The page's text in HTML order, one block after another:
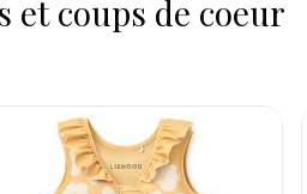
et coups de coeur